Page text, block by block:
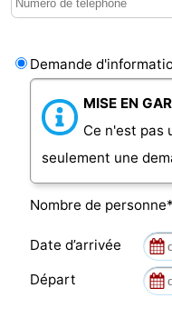
Demande
MISE EN
Ce n'est pas
seulement une
Nombre de personne*
Date d’arrivée
Départ